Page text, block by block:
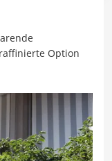
Option